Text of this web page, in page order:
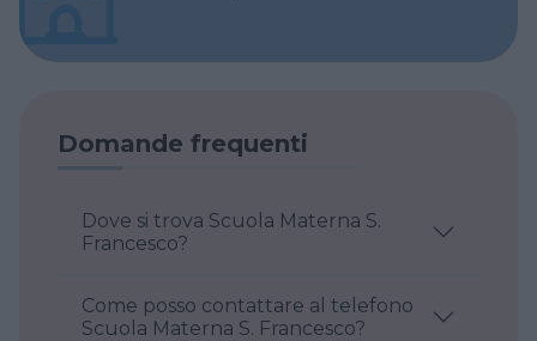
Domande frequenti
Dove si trova Scuola Materna S.
Francesco?
Come posso contattare al telefono
Scuola Materna S. Francesco?